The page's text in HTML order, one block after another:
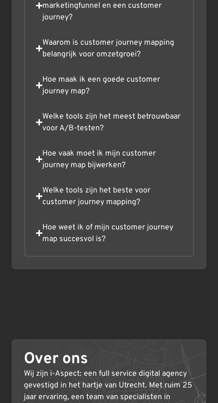
marketingfunnel en een customer
journey?
Waarom is customer journey mapping
belangrijk voor omzetgroei?
Hoe maak ik een goede customer
journey map?
Welke tools zijn het meest betrouwbaar
voor A/B-testen?
Hoe vaak moet ik mijn customer
journey map bijwerken?
Welke tools zijn het beste voor
customer journey mapping?
Hoe weet ik of mijn customer journey
map succesvol is?
Over ons
Wij zijn i-Aspect: een full service digital agency
gevestigd in het hartje van Utrecht. Met ruim 25
jaar ervaring, een team van specialisten in